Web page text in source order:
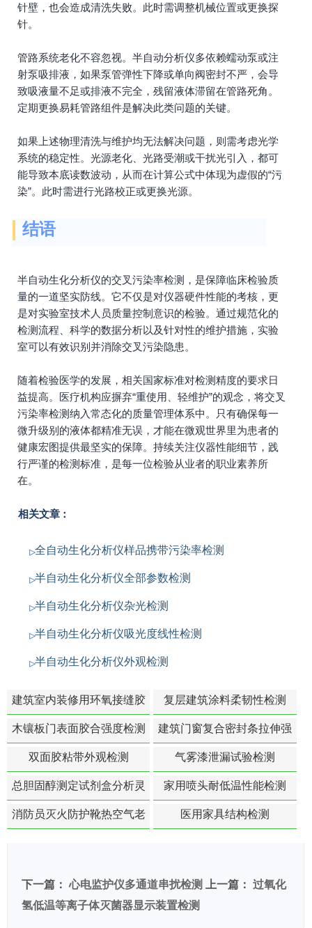
针壁，也会造成清洗失败。此时需调整机械位置或更换探
针。
管路系统老化不容忽视。半自动分析仪多依赖蠕动泵或注
射泵吸排液，如果泵管弹性下降或单向阀密封不严，会导
致吸液量不足或排液不完全，残留液体滞留在管路死角。
定期更换易耗管路组件是解决此类问题的关键。
如果上述物理清洗与维护均无法解决问题，则需考虑光学
系统的稳定性。光源老化、光路受潮或干扰光引入，都可
能导致本底读数波动，从而在计算公式中体现为虚假的“污
染”。此时需进行光路校正或更换光源。
结语
半自动生化分析仪的交叉污染率检测，是保障临床检验质
量的一道坚实防线。它不仅是对仪器硬件性能的考核，更
是对实验室技术人员质量控制意识的检验。通过规范化的
检测流程、科学的数据分析以及针对性的维护措施，实验
室可以有效识别并消除交叉污染隐患。
随着检验医学的发展，相关国家标准对检测精度的要求日
益提高。医疗机构应摒弃“重使用、轻维护”的观念，将交叉
污染率检测纳入常态化的质量管理体系中。只有确保每一
微升级别的液体都精准无误，才能在微观世界里为患者的
健康宏图提供最坚实的保障。持续关注仪器性能细节，践
行严谨的检测标准，是每一位检验从业者的职业素养所
在。
相关文章：
全自动生化分析仪样品携带污染率检测
半自动生化分析仪全部参数检测
半自动生化分析仪杂光检测
半自动生化分析仪吸光度线性检测
半自动生化分析仪外观检测
建筑室内装修用环氧接缝胶
苯含量检测
复层建筑涂料柔韧性检测
木镶板门表面胶合强度检测
建筑门窗复合密封条拉伸强
度-硬质塑料材料检测
双面胶粘带外观检测 气雾漆泄漏试验检测
总胆固醇测定试剂盒分析灵
敏度检测
家用喷头耐低温性能检测
消防员灭火防护靴热空气老
医用家具结构检测
下一篇：心电监护仪多通道串扰检测 上一篇： 过氧化
氢低温等离子体灭菌器显示装置检测